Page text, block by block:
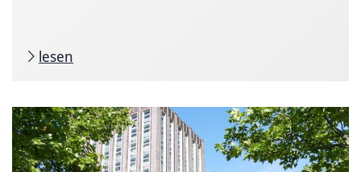
lesen